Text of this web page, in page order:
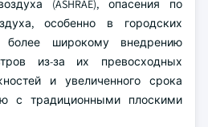
(ASHRAE), опасения по
особенно в городских
более широкому внедрению
из-за их превосходных
и увеличенного срока
с традиционными плоскими